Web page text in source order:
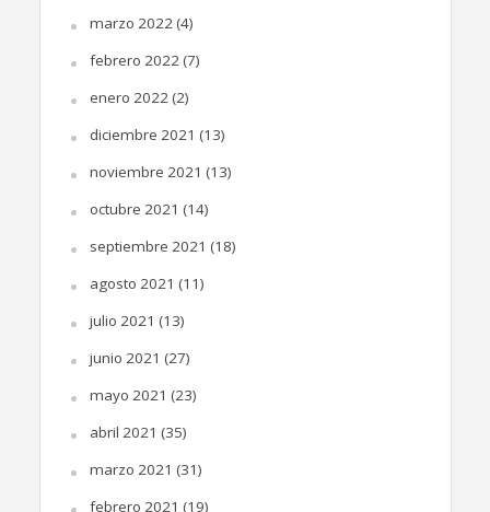
marzo 2022 (4)
febrero 2022 (7)
enero 2022 (2)
diciembre 2021 (13)
noviembre 2021 (13)
octubre 2021 (14)
septiembre 2021 (18)
agosto 2021 (11)
julio 2021 (13)
junio 2021 (27)
mayo 2021 (23)
abril 2021 (35)
marzo 2021 (31)
febrero 2021 (19)